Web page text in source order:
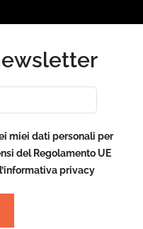
miei dati personali per
del Regolamento UE
privacy